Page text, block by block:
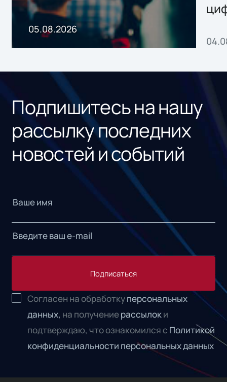
05.08.2026
Подпишитесь на нашу
рассылку последних
новостей и событий
Подписаться
Согласен на обработкуперсональных
данных, на получениерассылоки
подтверждаю, что ознакомился с Политикой
конфиденциальности персональных данных